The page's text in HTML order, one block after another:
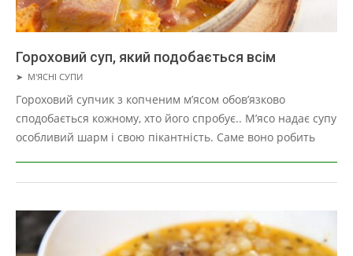
Гороховий суп, який подобається всім
2019-
03-
➤ М'ЯСНІ СУПИ
Гороховий супчик з копченим м’ясом обов’язково
сподобається кожному, хто його спробує.. М’ясо надає супу
особливий шарм і свою пікантність. Саме воно робить